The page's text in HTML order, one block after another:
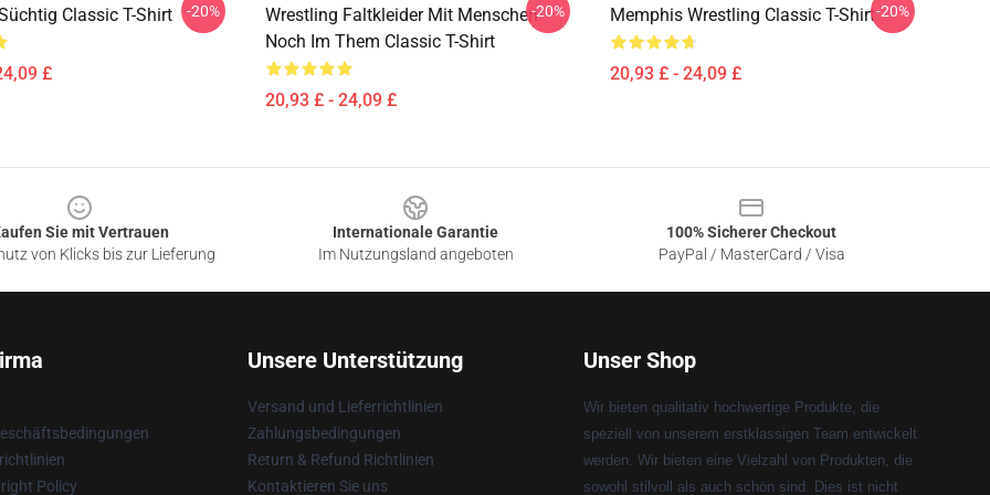
Classic T-Shirt
£
-20%
Wrestling Faltkleider Mit Menschen
Noch Im Them Classic T-Shirt
20,93 £ - 24,09 £
-20% Memphis Wrestling Classic T-Shirt
20,93 £ - 24,09 £
-20%
Sie mit Vertrauen
von Klicks bis zur Lieferung
Internationale Garantie
Im Nutzungsland angeboten
100% Sicherer Checkout
PayPal / MasterCard / Visa
Policy
Unsere Unterstützung
Versand und Lieferrichtlinien
Zahlungsbedingungen
Return & Refund Richtlinien
Kontaktieren Sie uns
Unser Shop
Wir bieten qualitativ hochwertige Produkte, die
speziell von unserem erstklassigen Team entwickelt
werden. Wir bieten eine Vielzahl von Produkten, die
sowohl stilvoll als auch schön sind. Dies ist nicht